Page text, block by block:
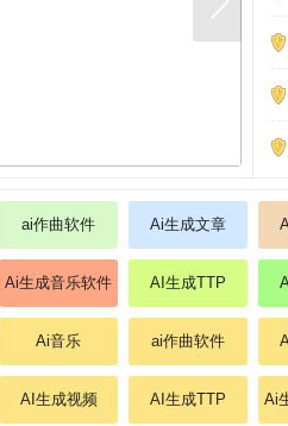
ai作曲软件 Ai生成文章
Ai生成音乐软件 AI生成TTP
Ai音乐 ai作曲软件
AI生成视频 AI生成TTP Ai